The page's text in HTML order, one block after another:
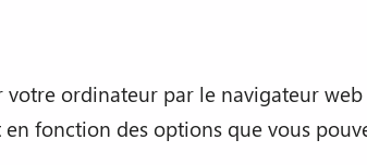
ordinateur par le navigateur
fonction des options que vous